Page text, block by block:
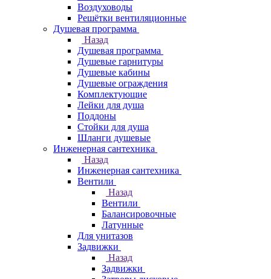
Воздуховоды
Решётки вентиляционные
Душевая программа
Назад
Душевая программа
Душевые гарнитуры
Душевые кабины
Душевые ограждения
Комплектующие
Лейки для душа
Поддоны
Стойки для душа
Шланги душевые
Инженерная сантехника
Назад
Инженерная сантехника
Вентили
Назад
Вентили
Балансировочные
Латунные
Для унитазов
Задвижки
Назад
Задвижки